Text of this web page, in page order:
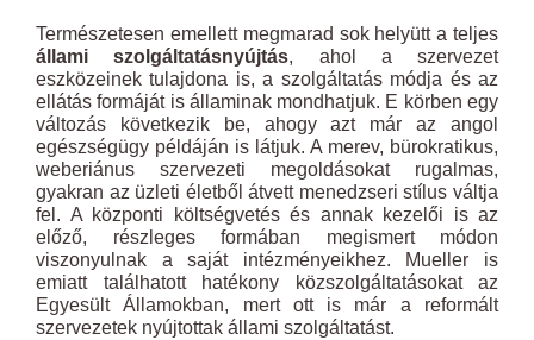
Természetesen emellett megmarad sok helyütt a teljes
állami szolgáltatásnyújtás, ahol a szervezet
eszközeinek tulajdona is, a szolgáltatás módja és az
ellátás formáját is államinak mondhatjuk. E körben egy
változás következik be, ahogy azt már az angol
egészségügy példáján is látjuk. A merev, bürokratikus,
weberiánus szervezeti megoldásokat rugalmas,
gyakran az üzleti életből átvett menedzseri stílus váltja
fel. A központi költségvetés és annak kezelői is az
előző, részleges formában megismert módon
viszonyulnak a saját intézményeikhez. Mueller is
emiatt találhatott hatékony közszolgáltatásokat az
Egyesült Államokban, mert ott is már a reformált
szervezetek nyújtottak állami szolgáltatást.